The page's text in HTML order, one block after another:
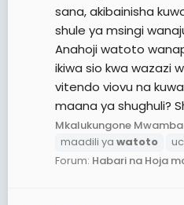
sana, akibainisha
shule ya msingi
Anahoji watoto
ikiwa sio kwa wazazi
vitendo viovu na
maana ya shughuli?
Mkalukungone Mwamba
maadili ya watoto
Forum: Habari na Hoja